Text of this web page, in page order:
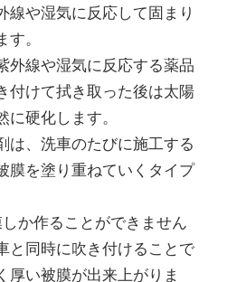
線や湿気に反応して固まり
。
外線や湿気に反応する薬品
付けて拭き取った後は太陽
硬化します。
は、洗車のたびに施工する
膜を塗り重ねていくタイプ
か作ることができません
と同時に吹き付けることで
厚い被膜が出来上がりま